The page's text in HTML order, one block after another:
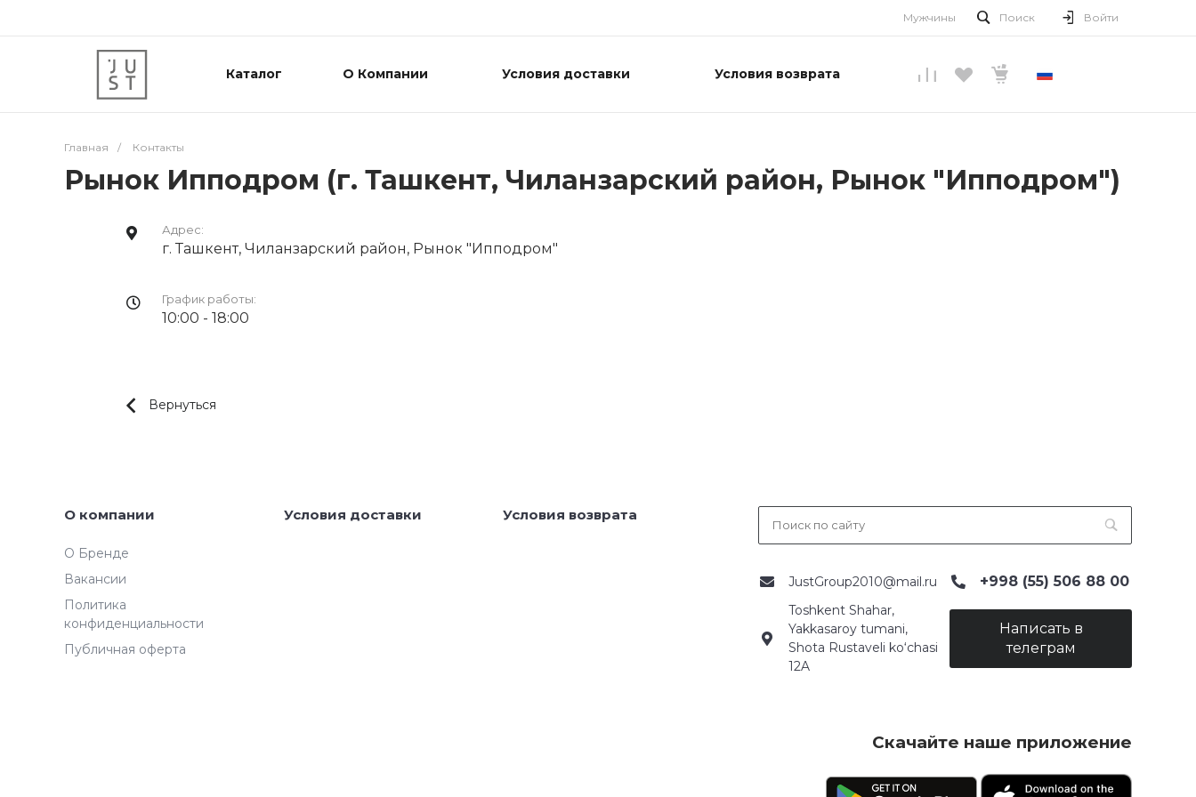
Мужчины Поиск Войти
Каталог О Компании Условия доставки Условия возврата
Главная / Контакты
Рынок Ипподром (г. Ташкент, Чиланзарский район, Рынок "Ипподром")
Адрес:
г. Ташкент, Чиланзарский район, Рынок "Ипподром"
График работы:
10:00 - 18:00
Вернуться
О компании
О Бренде
Вакансии
Политика
конфиденциальности
Публичная оферта
Условия доставки Условия возврата
JustGroup2010@mail.ru +998 (55) 506 88 00
Toshkent Shahar,
Yakkasaroy tumani,
Shota Rustaveli ko‘chasi
12A
Написать в
телеграм
Скачайте наше приложение